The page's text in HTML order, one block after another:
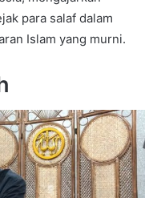
para salaf dalam
Islam yang murni.